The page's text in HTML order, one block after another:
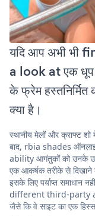
यदि आप अभी भी
a look at एक धूप
के फ्रेम
क्या है।
स्थानीय मेलों और क्राफ्ट
बाद, rbia shades
ability आगंतुकों को उनके
एक आकर्षक तरीके से
इसके लिए पर्याप्त समाधान
different third-party
जैसे कि वे साइट का एक